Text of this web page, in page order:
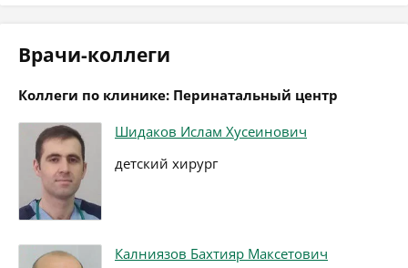
Врачи-коллеги
Коллеги по клинике: Перинатальный центр
Шидаков Ислам Хусеинович
детский хирург
Калниязов Бахтияр Максетович